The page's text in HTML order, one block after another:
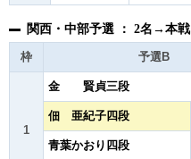
関西・中部予選 ： 2名→本戦
枠 予選B
1
金 賢貞三段
佃 亜紀子四段
青葉かおり四段